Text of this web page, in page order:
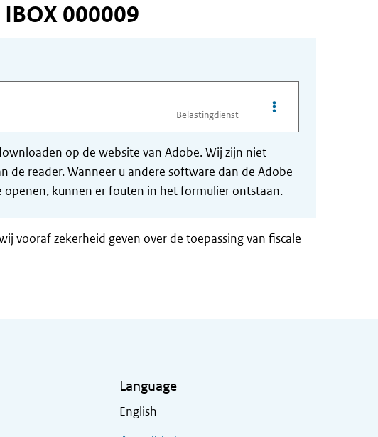
000009
Belastingdienst
Opties van bestand
op de website van Adobe. Wij zijn niet
reader. Wanneer u andere software dan de Adobe
kunnen er fouten in het formulier ontstaan.
vooraf zekerheid geven over de toepassing van fiscale
Language
English